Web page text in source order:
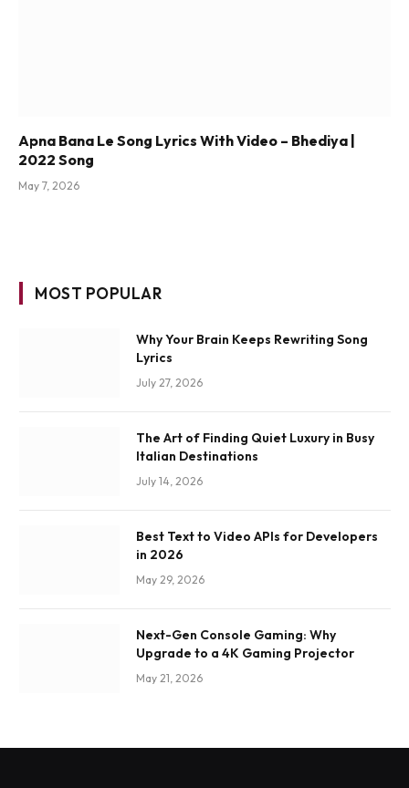
Apna Bana Le Song Lyrics With Video – Bhediya |
2022 Song
May 7, 2026
MOST POPULAR
Why Your Brain Keeps Rewriting Song
Lyrics
July 27, 2026
The Art of Finding Quiet Luxury in Busy
Italian Destinations
July 14, 2026
Best Text to Video APIs for Developers
in 2026
May 29, 2026
Next-Gen Console Gaming: Why
Upgrade to a 4K Gaming Projector
May 21, 2026